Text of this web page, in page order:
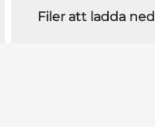
Filer att ladda ned